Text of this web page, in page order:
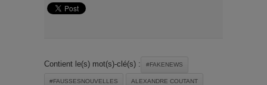
Contient le(s) mot(s)-clé(s) : #FAKENEWS
#FAUSSESNOUVELLES ALEXANDRE COUTANT